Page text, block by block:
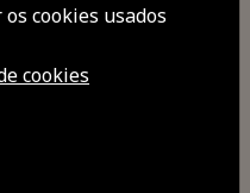
cookies usados
cookies